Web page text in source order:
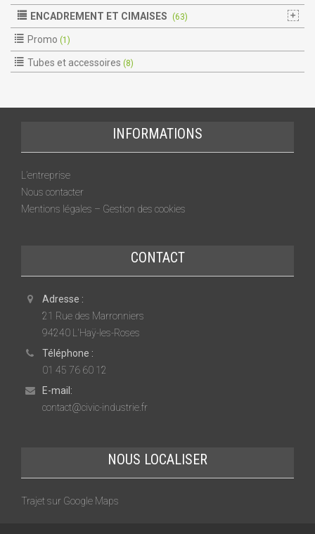
ENCADREMENT ET CIMAISES (63)
Promo (1)
Tubes et accessoires (8)
INFORMATIONS
L’entreprise
Nous contacter
Mentions légales – Gestion des cookies
CONTACT
Adresse :
21 Rue des Marronniers
94240 L'Haÿ-les-Roses
Téléphone :
01 45 76 60 12
E-mail:
contact@civic-industrie.fr
NOUS LOCALISER
Trajet sur Google Maps